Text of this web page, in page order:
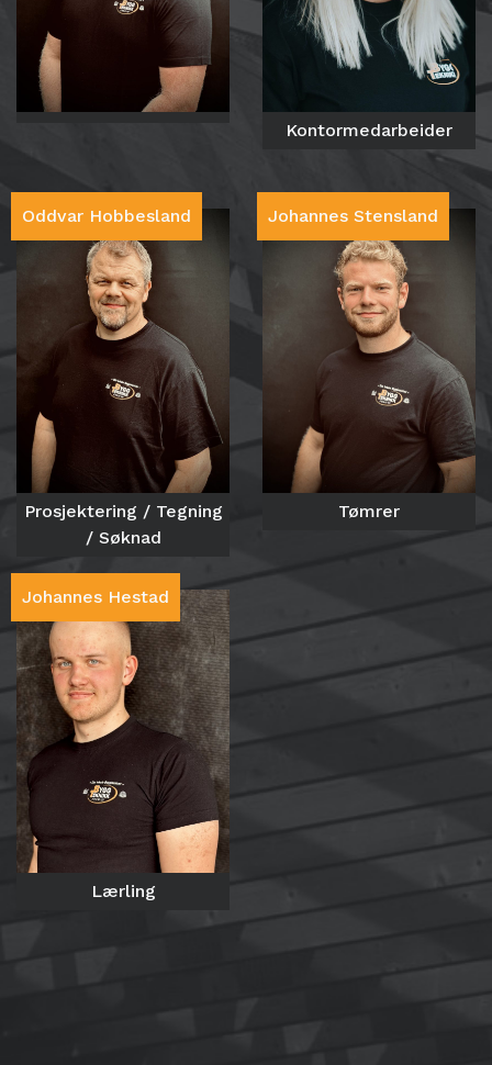
Kontormedarbeider
Oddvar Hobbesland
Prosjektering / Tegning
/ Søknad
Johannes Stensland
Tømrer
Johannes Hestad
Lærling